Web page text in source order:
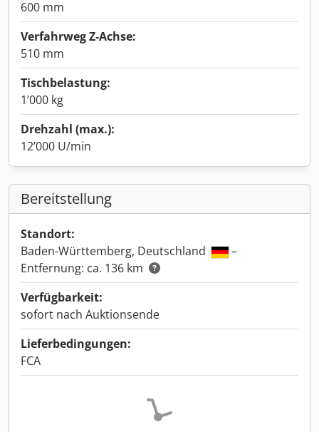
600 mm
Verfahrweg Z-Achse:
510 mm
Tischbelastung:
1’000 kg
Drehzahl (max.):
12’000 U/min
Bereitstellung
Standort:
Baden-Württemberg, Deutschland
–
Entfernung: ca. 136 km
Verfügbarkeit:
sofort nach Auktionsende
Lieferbedingungen:
FCA